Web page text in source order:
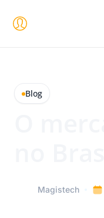
Blog
Magistech